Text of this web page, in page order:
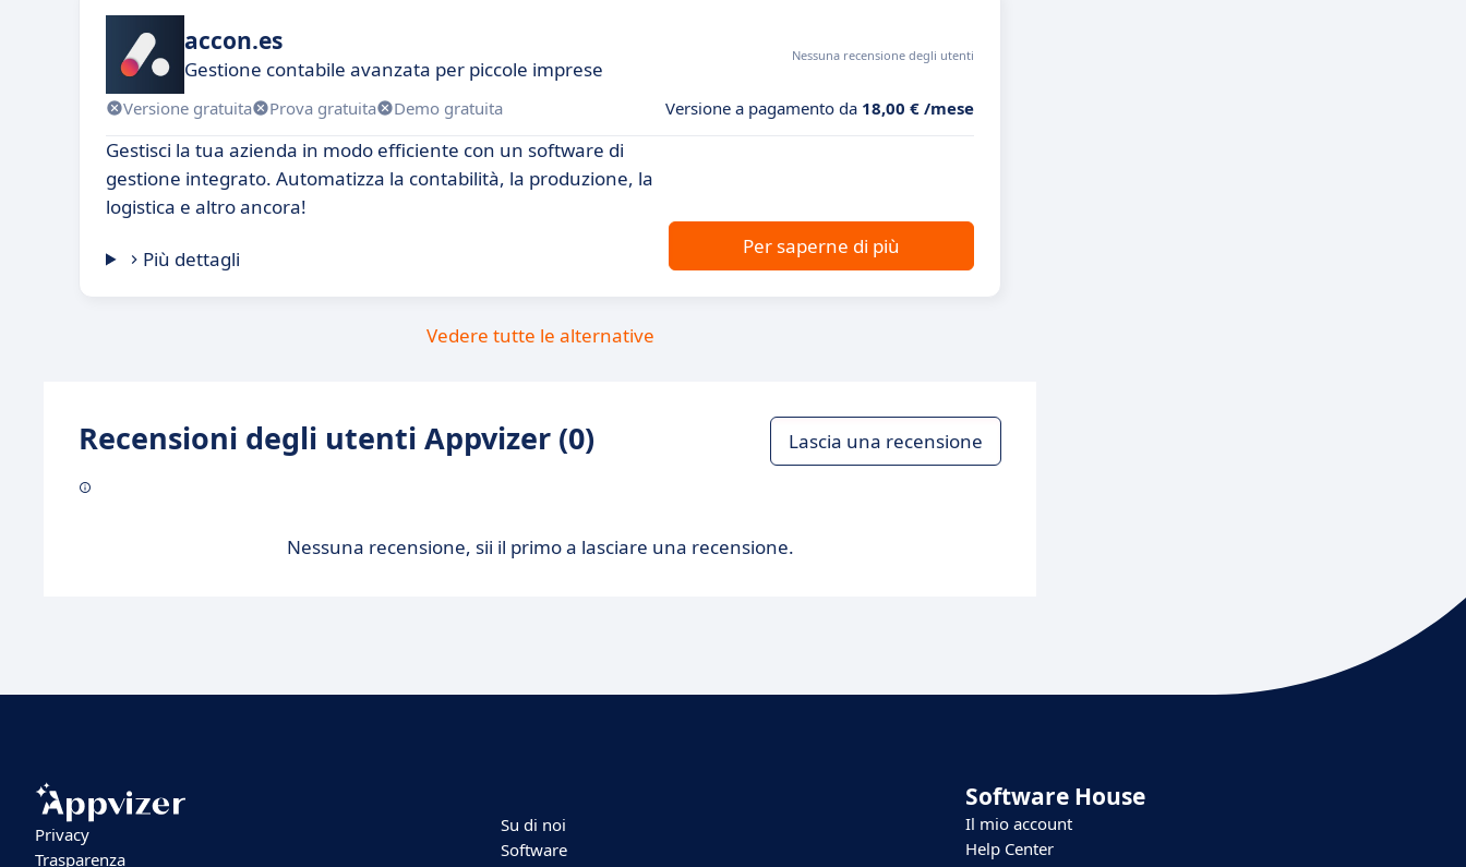
accon.es
Gestione contabile avanzata per piccole imprese
Nessuna recensione degli utenti
Versione gratuita Prova gratuita Demo gratuita Versione a pagamento da 18,00 € /mese
Gestisci la tua azienda in modo efficiente con un software di
gestione integrato. Automatizza la contabilità, la produzione, la
logistica e altro ancora!
Più dettagli
Per saperne di più
Vedere tutte le alternative
Recensioni degli utenti Appvizer (0) Lascia una recensione
Nessuna recensione, sii il primo a lasciare una recensione.
Privacy
Trasparenza
Su di noi
Software
Software House
Il mio account
Help Center